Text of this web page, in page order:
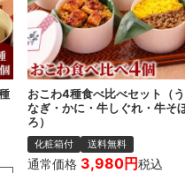
おこわ4種食べ比べセット（う
なぎ・かに・牛しぐれ・牛そ
ろ）
化粧箱付 送料無料
通常価格 3,980 税込